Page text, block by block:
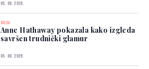
05. 08. 2026.
MODA
Anne Hathaway pokazala kako izgleda
savršen trudnički glamur
05. 08. 2026.